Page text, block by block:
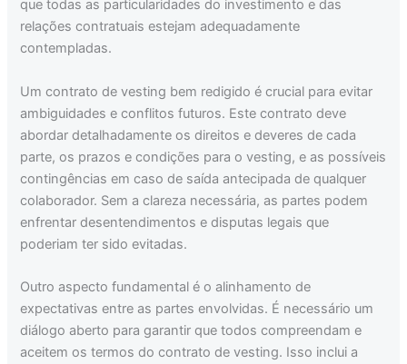
que todas as particularidades do investimento e das
relações contratuais estejam adequadamente
contempladas.
Um contrato de vesting bem redigido é crucial para evitar
ambiguidades e conflitos futuros. Este contrato deve
abordar detalhadamente os direitos e deveres de cada
parte, os prazos e condições para o vesting, e as possíveis
contingências em caso de saída antecipada de qualquer
colaborador. Sem a clareza necessária, as partes podem
enfrentar desentendimentos e disputas legais que
poderiam ter sido evitadas.
Outro aspecto fundamental é o alinhamento de
expectativas entre as partes envolvidas. É necessário um
diálogo aberto para garantir que todos compreendam e
aceitem os termos do contrato de vesting. Isso inclui a